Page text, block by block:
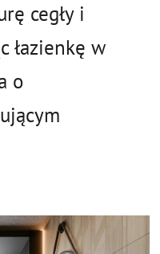
cegły i
łazienkę w
o